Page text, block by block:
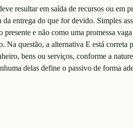
resultar em saída de recursos ou em
entrega do que for devido. Simples
e não como uma promessa
questão, a alternativa E está correta
bens ou serviços, conforme a
delas define o passivo de forma